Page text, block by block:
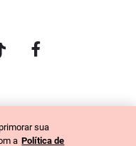
sua
a Política de